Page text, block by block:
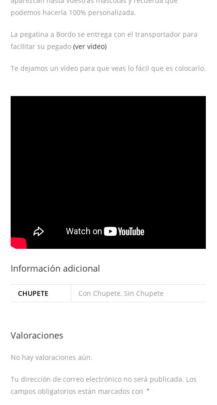
podemos hacerla 100% personalizada.
La pegatina a Bordo se entrega con el transportador para
facilitar su pegado(ver vídeo)
Te dejamos un vídeo para que veas lo fácil que es colocarlo.
Información adicional
CHUPETE Con Chupete, Sin Chupete
Valoraciones
No hay valoraciones aún.
Tu dirección de correo electrónico no será publicada. Los
campos obligatorios están marcados con
*